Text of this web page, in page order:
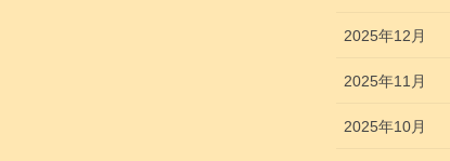
2025年12月
2025年11月
2025年10月